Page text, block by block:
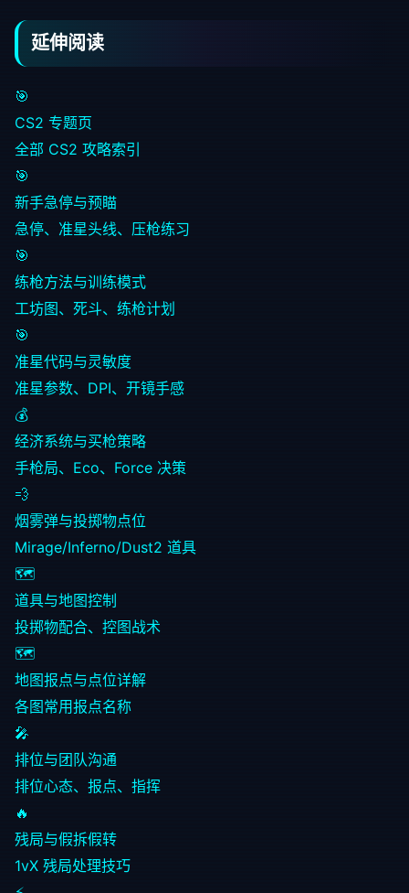
延伸阅读
🎯
CS2 专题页
全部 CS2 攻略索引
🎯
新手急停与预瞄
急停、准星头线、压枪练习
🎯
练枪方法与训练模式
工坊图、死斗、练枪计划
🎯
准星代码与灵敏度
准星参数、DPI、开镜手感
💰
经济系统与买枪策略
手枪局、Eco、Force 决策
💨
烟雾弹与投掷物点位
Mirage/Inferno/Dust2 道具
🗺️
道具与地图控制
投掷物配合、控图战术
🗺️
地图报点与点位详解
各图常用报点名称
🎤
排位与团队沟通
排位心态、报点、指挥
🔥
残局与假拆假转
1vX 残局处理技巧